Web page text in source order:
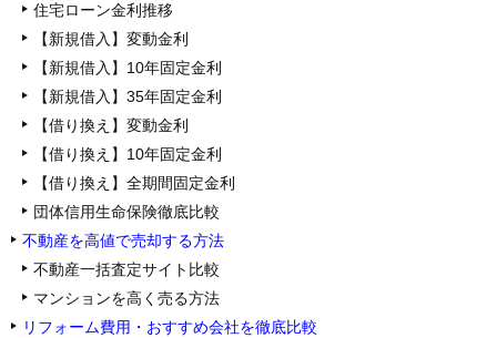
住宅ローン金利推移
【新規借入】変動金利
【新規借入】10年固定金利
【新規借入】35年固定金利
【借り換え】変動金利
【借り換え】10年固定金利
【借り換え】全期間固定金利
団体信用生命保険徹底比較
不動産を高値で売却する方法
不動産一括査定サイト比較
マンションを高く売る方法
リフォーム費用・おすすめ会社を徹底比較